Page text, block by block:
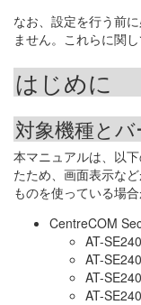
なお、設定を行う前
ません。これらに関
はじめに
対象機種と
本マニュアルは、以
たため、画面表示な
ものを使っている場
CentreCOM
AT-
AT-
AT-
AT-